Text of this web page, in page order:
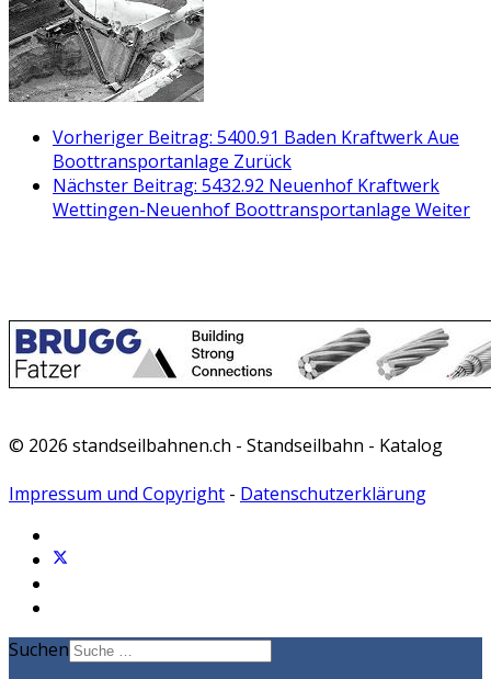
Vorheriger Beitrag: 5400.91 Baden Kraftwerk Aue
Boottransportanlage Zurück
Nächster Beitrag: 5432.92 Neuenhof Kraftwerk
Wettingen-Neuenhof Boottransportanlage Weiter
© 2026 standseilbahnen.ch - Standseilbahn - Katalog
Impressum und Copyright - Datenschutzerklärung
Suchen